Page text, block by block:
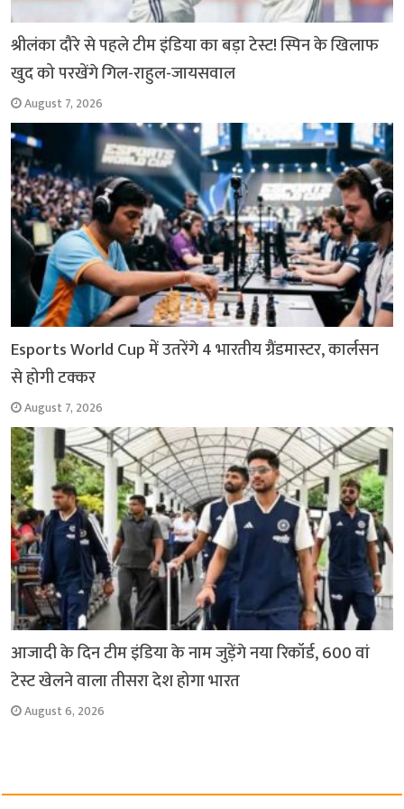
श्रीलंका दौरे से पहले टीम इंडिया का बड़ा टेस्ट! स्पिन के खिलाफ
खुद को परखेंगे गिल-राहुल-जायसवाल
August 7, 2026
Esports World Cup में उतरेंगे 4 भारतीय ग्रैंडमास्टर, कार्लसन
से होगी टक्कर
August 7, 2026
आजादी के दिन टीम इंडिया के नाम जुड़ेंगे नया रिकॉर्ड, 600 वां
टेस्ट खेलने वाला तीसरा देश होगा भारत
August 6, 2026